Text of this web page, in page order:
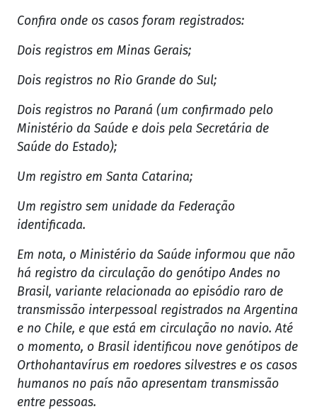
Confira onde os casos foram registrados:
Dois registros em Minas Gerais;
Dois registros no Rio Grande do Sul;
Dois registros no Paraná (um confirmado pelo
Ministério da Saúde e dois pela Secretária de
Saúde do Estado);
Um registro em Santa Catarina;
Um registro sem unidade da Federação
identificada.
Em nota, o Ministério da Saúde informou que não
há registro da circulação do genótipo Andes no
Brasil, variante relacionada ao episódio raro de
transmissão interpessoal registrados na Argentina
e no Chile, e que está em circulação no navio. Até
o momento, o Brasil identificou nove genótipos de
Orthohantavírus em roedores silvestres e os casos
humanos no país não apresentam transmissão
entre pessoas.